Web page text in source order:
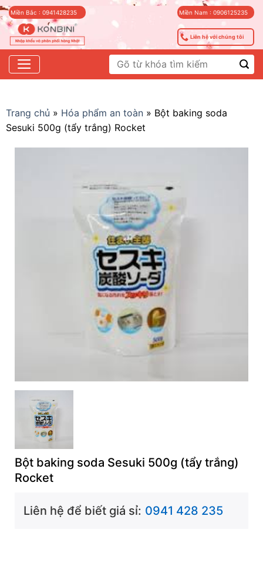
Skip
to
content
Miền Bắc : 0941428235 Miền Nam : 0906125235
Liên hệ với chúng tôi
Tìm
kiếm:
Trang chủ » Hóa phẩm an toàn » Bột baking soda
Sesuki 500g (tẩy trắng) Rocket
Bột baking soda Sesuki 500g (tẩy trắng)
Rocket
Liên hệ để biết giá sỉ: 0941 428 235